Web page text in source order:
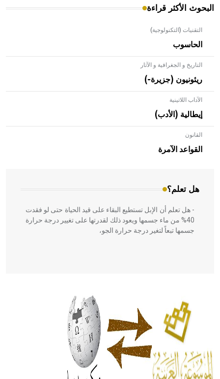
البحوث الأكثر قراءة
التقنيات (التكنولوجية)
الحاسوب
التاريخ و الجغرافية و الآثار
ريئونيون (جزيرة-)
الآداب اللاتينية
إيطالية (الأدب)
القانون
القواعد الآمرة
هل تعلم؟
- هل تعلم أن الأبلق نوع من الفنون الهندسية التي ارتبطت
بالعمارة الإسلامية في بلاد الشام ومصر خاصة، حيث يحرص
المعمار على بناء مداميكه وخاصة في الواجهات
- هل تعلم أن الإبل تستطيع البقاء على قيد الحياة حتى لو فقدت
40% من ماء جسمها ويعود ذلك لقدرتها على تغيير درجة حرارة
جسمها تبعاً لتغير درجة حرارة الجو،
الحكم، الأدلة، تنظيم التغذية، ورسالته في جروح الرأس. ويعود
له الفضل بأنه حرر الطب من الدين والفلسفة.
- هل تعلم أن المرجان إفراز حيواني يتكون في البحر ويتركب
من مادة كربونات الكلسيوم، وهو أحمر أو شديد الحمرة وهو